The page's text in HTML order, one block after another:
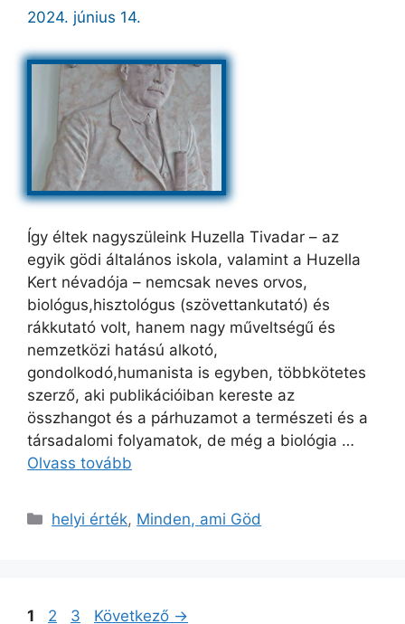
2024. június 14.
Így éltek nagyszüleink Huzella Tivadar – az
egyik gödi általános iskola, valamint a Huzella
Kert névadója – nemcsak neves orvos,
biológus,hisztológus (szövettankutató) és
rákkutató volt, hanem nagy műveltségű és
nemzetközi hatású alkotó,
gondolkodó,humanista is egyben, többkötetes
szerző, aki publikációiban kereste az
összhangot és a párhuzamot a természeti és a
társadalomi folyamatok, de még a biológia …
Olvass tovább
Kategória
helyi érték, Minden, ami Göd
Oldal
1 Oldal
2 Oldal
3 Következő →